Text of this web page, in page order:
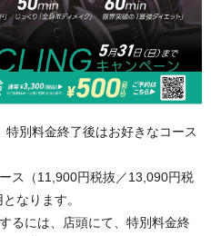
別料金終了後はお好きなコース
ス（11,900円税抜／13,090円税
なります。
るには、店頭にて、特別料金終